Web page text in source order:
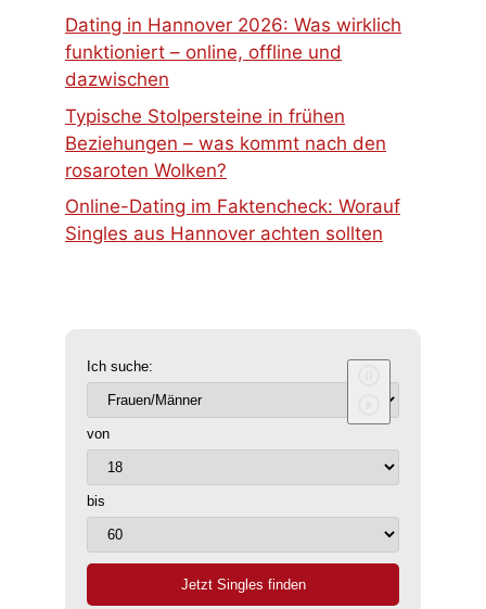
Dating in Hannover 2026: Was wirklich
funktioniert – online, offline und
dazwischen
Typische Stolpersteine in frühen
Beziehungen – was kommt nach den
rosaroten Wolken?
Online-Dating im Faktencheck: Worauf
Singles aus Hannover achten sollten